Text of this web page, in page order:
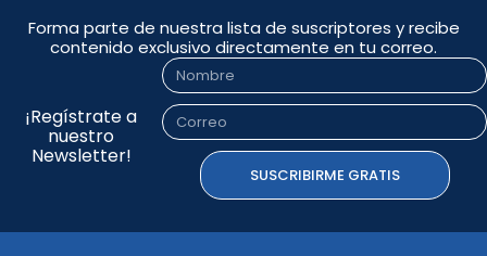
Forma parte de nuestra lista de suscriptores y recibe
contenido exclusivo directamente en tu correo.
¡Regístrate a
nuestro
Newsletter!
Nombre
Correo
SUSCRIBIRME GRATIS